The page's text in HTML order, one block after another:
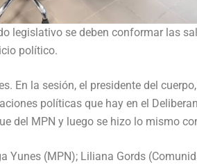
legislativo se deben conformar las
político.
En la sesión, el presidente del
políticas que hay en el
del MPN y luego se hizo lo mismo
Yunes (MPN); Liliana Gords